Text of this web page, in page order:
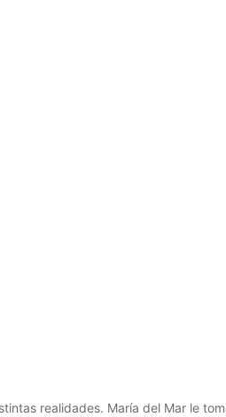
realidades. María del Mar le